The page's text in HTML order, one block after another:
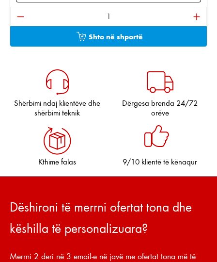
Sasia e produktit: Shkruani sasinë e dëshiruar
Shto në shportë
Shërbimi ndaj klientëve dhe
shërbimi teknik
Dërgesa brenda 24/72
orëve
Kthime falas 9/10 klientë të kënaqur
Dëshironi të merrni ofertat tona dhe
këshilla të personalizuara?
Merrni 2 deri në 3 email-e në javë me ofertat tona më të